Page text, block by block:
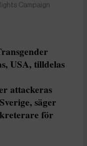
Campaign
USA, tilldelas
attackeras
säger
för